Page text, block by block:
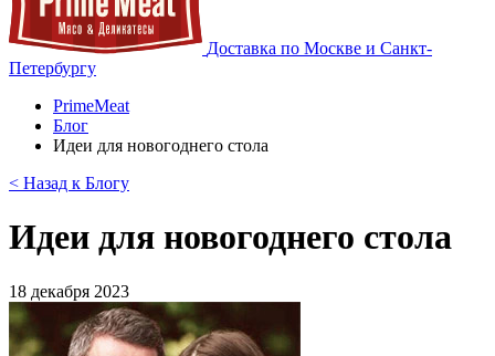
Доставка по Москве и Санкт-
Петербургу
PrimeMeat
Блог
Идеи для новогоднего стола
< Назад к Блогу
Идеи для новогоднего стола
18 декабря 2023